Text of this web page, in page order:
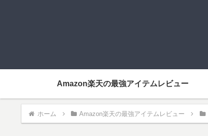
Amazon楽天の最強アイテムレビュー
ホーム Amazon楽天の最強アイテムレビュー